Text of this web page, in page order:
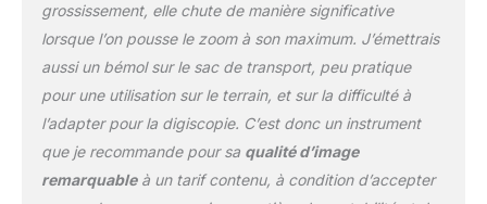
zoom 22-66x permet
une mise au point pour
des vues de sujets
éloignés en quelques
secondes GARANTIE ET
IMBATTABLES : achetez
en toute confiance à l’un
grossissement, elle chute de manière significative
lorsque l’on pousse le zoom à son maximum. J’émettrais
aussi un bémol sur le sac de transport, peu pratique
pour une utilisation sur le terrain, et sur la difficulté à
l’adapter pour la digiscopie. C’est donc un instrument
que je recommande pour sa qualité d’image
remarquableà un tarif contenu, à condition d’accepter